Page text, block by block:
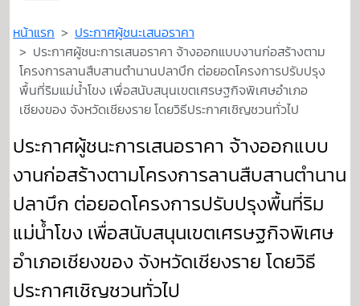
หน้าแรก
ประกาศผู้ชนะเสนอราคา
ประกาศผู้ชนะการเสนอราคา จ้างออกแบบงานก่อสร้างตาม
โครงการลานสืบสานตำนานปลาบึก ต่อยอดโครงการปรับปรุง
พื้นที่ริมแม่น้ำโขง เพื่อสนับสนุนเขตเศรษฐกิจพิเศษอำเภอ
เชียงของ จังหวัดเชียงราย โดยวิธีประกาศเชิญชวนทั่วไป
ประกาศผู้ชนะการเสนอราคา จ้างออกแบบ
งานก่อสร้างตามโครงการลานสืบสานตำนาน
ปลาบึก ต่อยอดโครงการปรับปรุงพื้นที่ริม
แม่น้ำโขง เพื่อสนับสนุนเขตเศรษฐกิจพิเศษ
อำเภอเชียงของ จังหวัดเชียงราย โดยวิธี
ประกาศเชิญชวนทั่วไป